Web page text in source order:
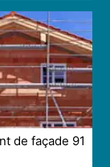
de façade 91